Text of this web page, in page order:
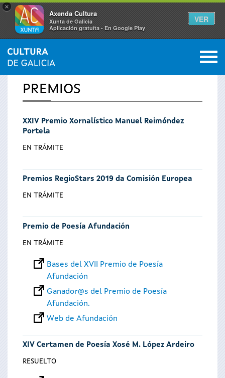
×
Axenda Cultura
Xunta de Galicia
Aplicación gratuíta - En Google Play
VER
Se
encuentra
usted
aquí
INICIO 0
PREMIOS
XXIV Premio Xornalístico Manuel Reimóndez
Portela
EN TRÁMITE
Premios RegioStars 2019 da Comisión Europea
EN TRÁMITE
Premio de Poesía Afundación
EN TRÁMITE
Bases del XVII Premio de Poesía
Afundación
Ganador@s del Premio de Poesía
Afundación.
Web de Afundación
XIV Certamen de Poesía Xosé M. López Ardeiro
RESUELTO